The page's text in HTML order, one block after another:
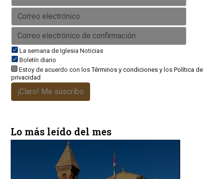
La semana de Iglesia Noticias
Boletín diario
Estoy de acuerdo con losTérminos y condicionesy los Política de
privacidad
¡Claro! Me suscribo
Lo más leído del mes